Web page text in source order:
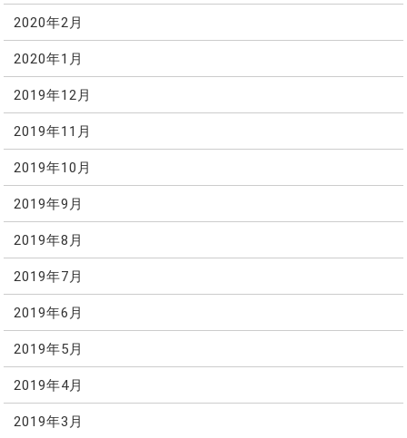
2020年2月
2020年1月
2019年12月
2019年11月
2019年10月
2019年9月
2019年8月
2019年7月
2019年6月
2019年5月
2019年4月
2019年3月